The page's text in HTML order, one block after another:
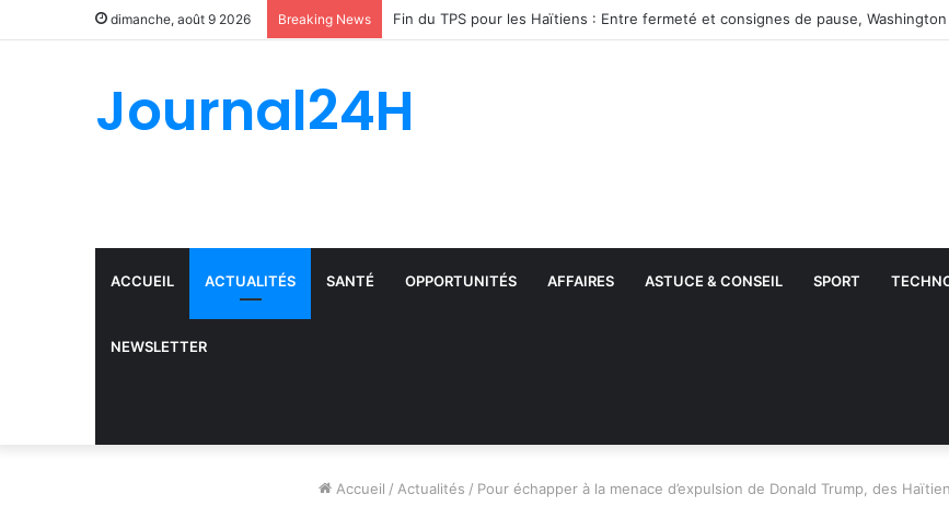
dimanche, août 9 2026 Breaking News
Journal24H
ACCUEIL ACTUALITÉS SANTÉ OPPORTUNITÉS AFFAIRES ASTUCE & CONSEIL SPORT
NEWSLETTER
Accueil / Actualités / Pour échapper à la menace d’expulsion de Donald Trump, des